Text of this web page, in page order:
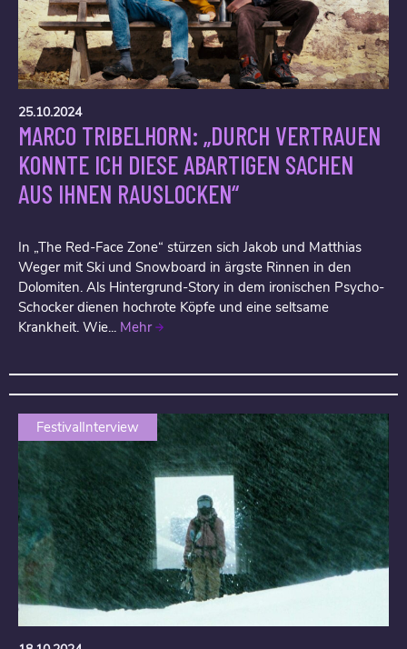
25.10.2024
MARCO TRIBELHORN: „DURCH VERTRAUEN
KONNTE ICH DIESE ABARTIGEN SACHEN
AUS IHNEN RAUSLOCKEN“
In „The Red-Face Zone“ stürzen sich Jakob und Matthias
Weger mit Ski und Snowboard in ärgste Rinnen in den
Dolomiten. Als Hintergrund-Story in dem ironischen Psycho-
Schocker dienen hochrote Köpfe und eine seltsame
Krankheit. Wie... Mehr
FestivalInterview